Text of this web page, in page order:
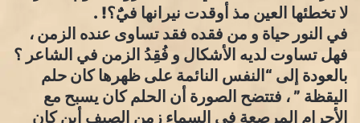
لا تخطئها العين مذ أوقدت نيرانها فيٌَ؟! .
في النور حياة و من فقده فقد تساوى عنده الزمن ،
فهل تساوت لديه الأشكال و فُقِدُ الزمن في الشاعر ؟
بالعودة إلى “النفس النائمة على ظهرها كان حلم
اليقظة ” ، فتتضح الصورة أن الحلم كان يسبح مع
الأجرام المرصعة في السماء زمن الصيف أين كان